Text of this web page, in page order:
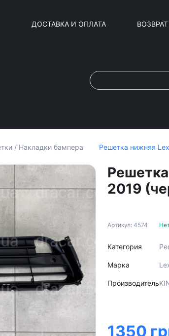
ДОСТАВКА И ОПЛАТА ВОЗВРАТ
/ Накладки бампера Решетка нижняя
2019
Артикул: 4574
Категория
Марка
Производитель
1350